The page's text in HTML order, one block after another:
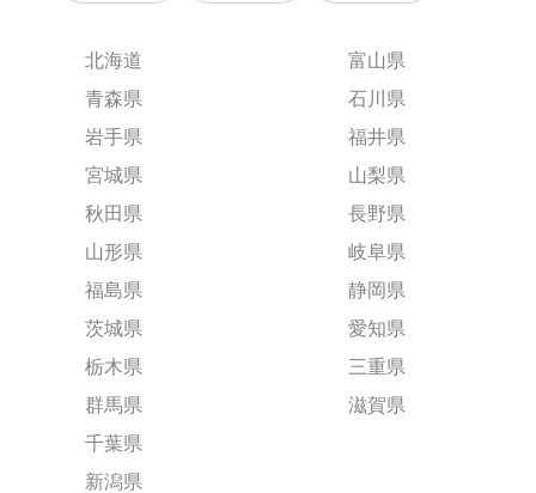
北海道
青森県
岩手県
宮城県
秋田県
山形県
福島県
茨城県
栃木県
群馬県
千葉県
新潟県
富山県
石川県
福井県
山梨県
長野県
岐阜県
静岡県
愛知県
三重県
滋賀県